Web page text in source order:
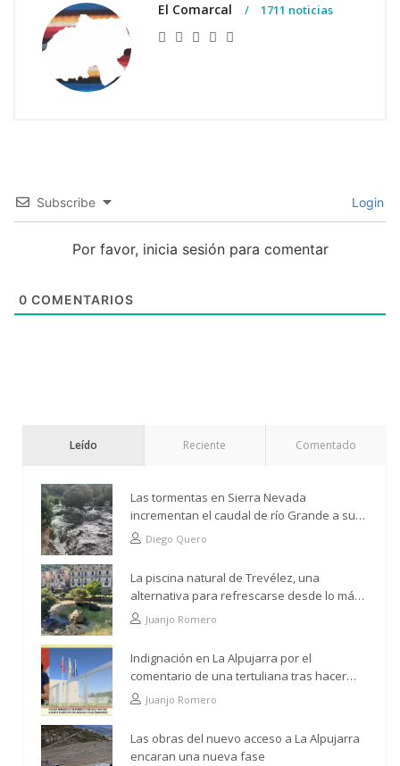
El Comarcal 1711 noticias
Subscribe Login
Por favor, inicia sesión para comentar
0 COMENTARIOS
Leído Reciente Comentado
Las tormentas en Sierra Nevada
incrementan el caudal de río Grande a su
paso por Trevélez
Diego Quero
La piscina natural de Trevélez, una
alternativa para refrescarse desde lo más
altoJuanjo Romero
Indignación en La Alpujarra por el
comentario de una tertuliana tras hacer
alusión al analfabetismo con la comarca
Juanjo Romero
Las obras del nuevo acceso a La Alpujarra
encaran una nueva fase